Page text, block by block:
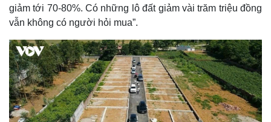
giảm tới 70-80%. Có những lô đất giảm vài trăm triệu đồng
vẫn không có người hỏi mua”.